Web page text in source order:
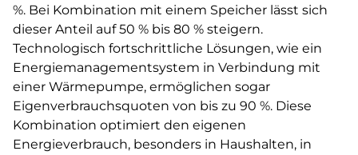
%. Bei Kombination mit einem Speicher lässt sich
dieser Anteil auf 50 % bis 80 % steigern.
Technologisch fortschrittliche Lösungen, wie ein
Energiemanagementsystem in Verbindung mit
einer Wärmepumpe, ermöglichen sogar
Eigenverbrauchsquoten von bis zu 90 %. Diese
Kombination optimiert den eigenen
Energieverbrauch, besonders in Haushalten, in